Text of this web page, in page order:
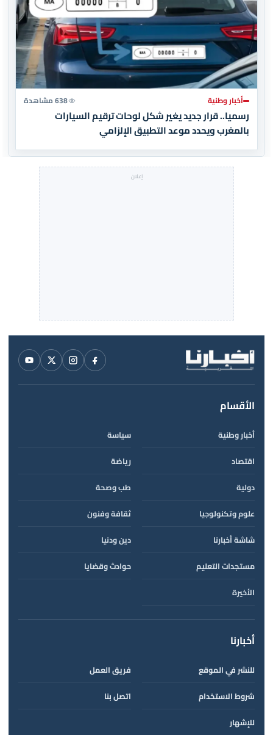
أخبار وطنية 638 مشاهدة
رسميا.. قرار جديد يغير شكل لوحات ترقيم السيارات
بالمغرب ويحدد موعد التطبيق الإلزامي
الأقسام
أخبار وطنية
سياسة
اقتصاد
رياضة
دولية
طب وصحة
علوم وتكنولوجيا
ثقافة وفنون
شاشة أخبارنا
دين ودنيا
مستجدات التعليم
حوادث وقضايا
الأخيرة
أخبارنا
للنشر في الموقع
فريق العمل
شروط الاستخدام
اتصل بنا
للإشهار